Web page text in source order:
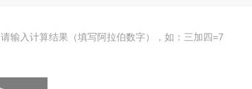
请输入计算结果（填写阿拉伯数字），如：三加四=7